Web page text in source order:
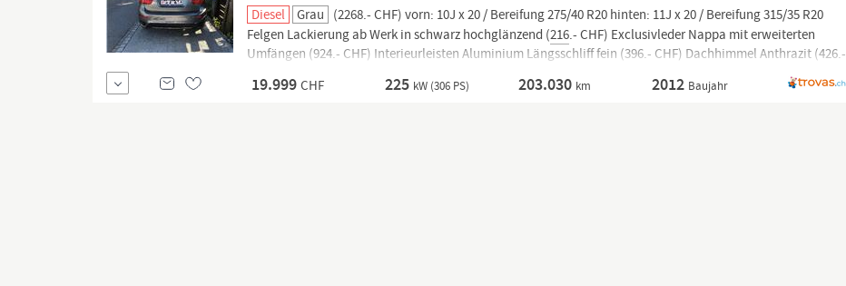
19.999 CHF 225 kW (306 PS) 203.030 km 2012 Baujahr
Diesel Grau (2268.- CHF) vorn: 10J x 20 / Bereifung 275/40 R20 hinten: 11J x 20 / Bereifung 315/35 R20
Felgen Lackierung ab Werk in schwarz hochglänzend (216.- CHF) Exclusivleder Nappa mit erweiterten
Umfängen (924.- CHF) Interieurleisten Aluminium Längsschliff fein (396.- CHF) Dachhimmel Anthrazit (426.-